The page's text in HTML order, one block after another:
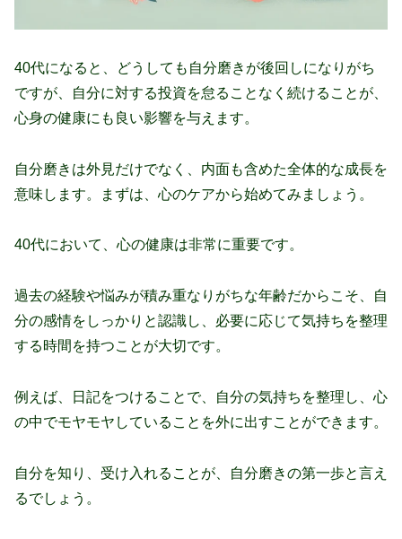
40代になると、どうしても自分磨きが後回しになりがち
ですが、自分に対する投資を怠ることなく続けることが、
心身の健康にも良い影響を与えます。
自分磨きは外見だけでなく、内面も含めた全体的な成長を
意味します。まずは、心のケアから始めてみましょう。
40代において、心の健康は非常に重要です。
過去の経験や悩みが積み重なりがちな年齢だからこそ、自
分の感情をしっかりと認識し、必要に応じて気持ちを整理
する時間を持つことが大切です。
例えば、日記をつけることで、自分の気持ちを整理し、心
の中でモヤモヤしていることを外に出すことができます。
自分を知り、受け入れることが、自分磨きの第一歩と言え
るでしょう。